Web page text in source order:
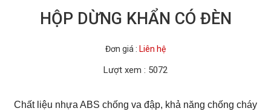
HỘP DỪNG KHẨN CÓ ĐÈN
Đơn giá : Liên hệ
Lượt xem : 5072
Chất liệu nhựa ABS chống va đập, khả năng chống cháy